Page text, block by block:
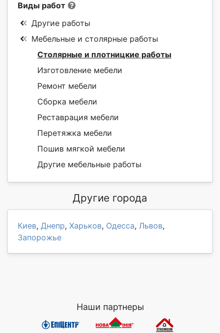
Виды работ
Другие работы
Мебельные и столярные работы
Столярные и плотницкие работы
Изготовление мебели
Ремонт мебели
Сборка мебели
Реставрация мебели
Перетяжка мебели
Пошив мягкой мебели
Другие мебельные работы
Другие города
Киев, Днепр, Харьков, Одесса, Львов,
Запорожье
Наши партнеры